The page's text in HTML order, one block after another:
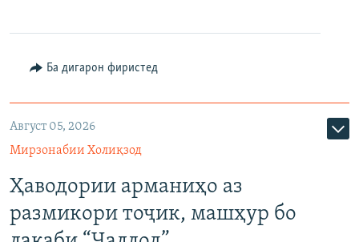
Ба дигарон фиристед
Август 05, 2026
Мирзонабии Холиқзод
Ҳаводории арманиҳо аз
размикори тоҷик, машҳур бо